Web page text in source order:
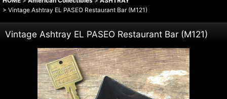
> Vintage Ashtray EL PASEO Restaurant Bar (M121)
Vintage Ashtray EL PASEO Restaurant Bar (M121)